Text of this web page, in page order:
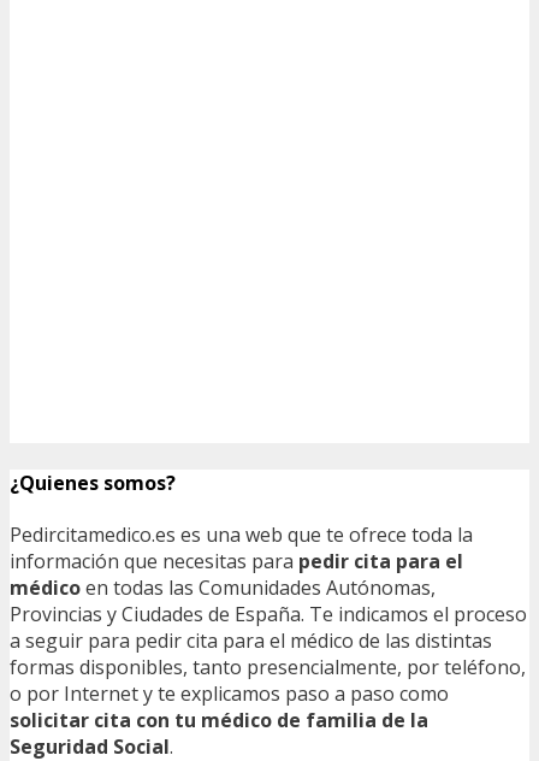
¿Quienes somos?
Pedircitamedico.es es una web que te ofrece toda la
información que necesitas para pedir cita para el
médicoen todas las Comunidades Autónomas,
Provincias y Ciudades de España. Te indicamos el proceso
a seguir para pedir cita para el médico de las distintas
formas disponibles, tanto presencialmente, por teléfono,
o por Internet y te explicamos paso a paso como
solicitar cita con tu médico de familia de la
Seguridad Social.